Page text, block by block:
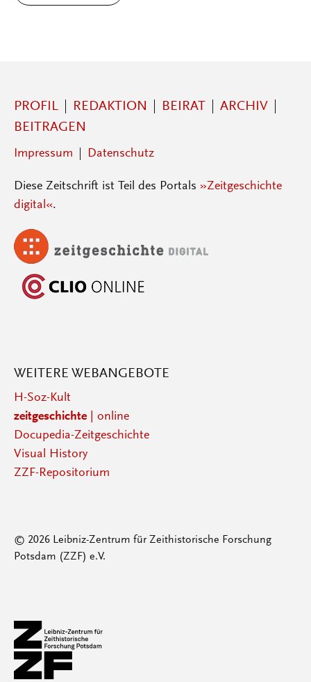
PROFIL REDAKTION BEIRAT
ARCHIV
BEITRAGEN
Impressum Datenschutz
Diese Zeitschrift ist Teil des Portals »Zeitgeschichte
digital«.
WEITERE WEBANGEBOTE
H-Soz-Kult
zeitgeschichte| online
Docupedia-Zeitgeschichte
Visual History
ZZF-Repositorium
© 2026 Leibniz-Zentrum für Zeithistorische Forschung
Potsdam (ZZF) e.V.